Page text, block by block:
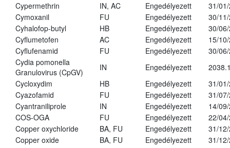
Cypermethrin
IN, AC Engedélyezett
31/
Cymoxanil
FU Engedélyezett
30/
Cyhalofop-butyl
HB Engedélyezett
30/
Cyflumetofen
AC Engedélyezett
15/
Cyflufenamid
FU Engedélyezett
30/
Cydia pomonella
Granulovirus (CpGV)
IN Engedélyezett
Cycloxydim
HB Engedélyezett
31/
Cyazofamid
FU Engedélyezett
31/
Cyantraniliprole
IN Engedélyezett
14/
COS-OGA
FU Engedélyezett
22/
Copper oxychloride
BA, FU Engedélyezett
31/
Copper oxide
BA, FU Engedélyezett
31/